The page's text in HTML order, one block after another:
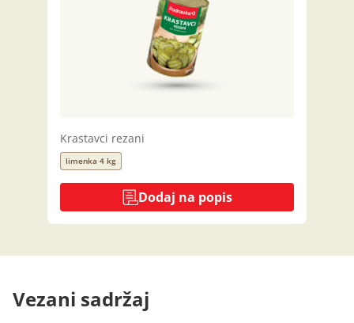
Krastavci rezani
limenka 4 kg
Dodaj na popis
Vezani sadržaj